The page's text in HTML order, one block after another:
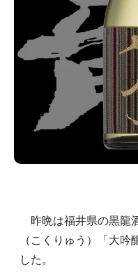
昨晩は福井県の黒龍
（こくりゅう）「大吟
した。